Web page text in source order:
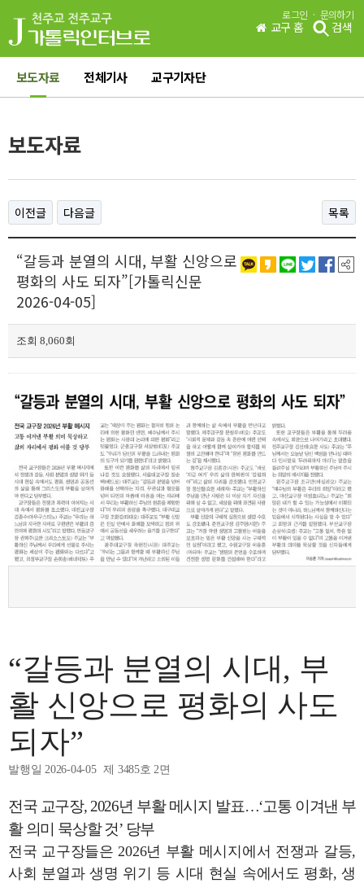
로그인 · 문의하기
교구 홈 검색
보도자료 전체기사 교구기자단
보도자료
이전글 다음글 목록
“갈등과 분열의 시대, 부활 신앙으로
평화의 사도 되자”[가톨릭신문
2026-04-05]
조회 8,060회
“갈등과 분열의 시대, 부
활 신앙으로 평화의 사도
되자”
발행일 2026-04-05 제 3485호 2면
전국 교구장, 2026년 부활 메시지 발표…‘고통 이겨낸 부
활 의미 묵상할 것’ 당부
전국 교구장들은 2026년 부활 메시지에서 전쟁과 갈등,
사회 분열과 생명 위기 등 시대 현실 속에서도 평화, 생